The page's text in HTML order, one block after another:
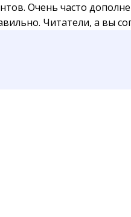
Очень часто
Читатели, а вы